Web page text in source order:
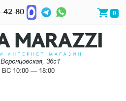
42-80 0
36с1
10:00 — 18:00